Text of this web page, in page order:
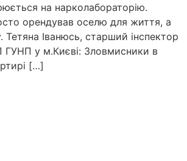
на нарколабораторію.
орендував оселю для життя, а
Тетяна Іванюсь, старший інспектор
ГУНП у м.Києві: Зловмисники в
[…]